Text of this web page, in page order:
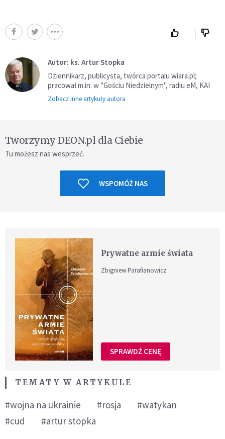
Autor: ks. Artur Stopka
Dziennikarz, publicysta, twórca portalu wiara.pl;
pracował m.in. w "Gościu Niedzielnym", radiu eM, KAI
Zobacz inne artykuły autora
Tworzymy DEON.pl dla Ciebie
Tu możesz nas wesprzeć.
WSPOMÓŻ NAS
Prywatne armie świata
Zbigniew Parafianowicz
SPRAWDŹ CENĘ
TEMATY W ARTYKULE
#wojna na ukrainie #rosja
#watykan
#cud
#artur stopka